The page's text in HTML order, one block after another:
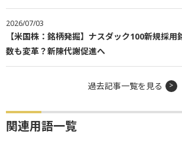
2026/07/03
【米国株：銘柄発掘】ナスダック100新規採用
数も変革？新陳代謝促進へ
過去記事一覧を見る
関連用語一覧